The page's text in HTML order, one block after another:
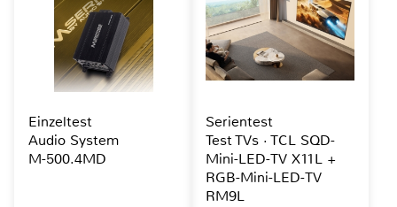
Einzeltest
Audio System
M-500.4MD
Serientest
Test TVs · TCL SQD-
Mini-LED-TV X11L +
RGB-Mini-LED-TV
RM9L